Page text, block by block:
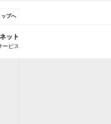
ップへ
ット
ービス